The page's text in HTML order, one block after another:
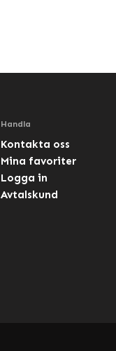
Handla
Kontakta oss
Mina favoriter
Logga in
Avtalskund